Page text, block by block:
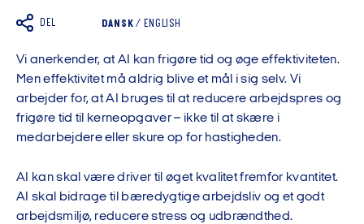
DEL DANSK / ENGLISH
Vi anerkender, at AI kan frigøre tid og øge effektiviteten.
Men effektivitet må aldrig blive et mål i sig selv. Vi
arbejder for, at AI bruges til at reducere arbejdspres og
frigøre tid til kerneopgaver – ikke til at skære i
medarbejdere eller skure op for hastigheden.
AI kan skal være driver til øget kvalitet fremfor kvantitet.
AI skal bidrage til bæredygtige arbejdsliv og et godt
arbejdsmiljø, reducere stress og udbrændthed.